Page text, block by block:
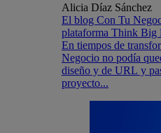
Alicia Díaz Sánchez
El blog Con Tu
plataforma Think Big
En tiempos de
Negocio no podía
diseño y de URL y
proyecto...